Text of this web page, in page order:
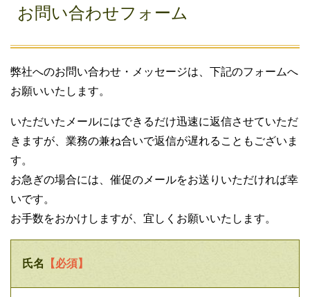
お問い合わせフォーム
弊社へのお問い合わせ・メッセージは、下記のフォームへ
お願いいたします。
いただいたメールにはできるだけ迅速に返信させていただ
きますが、業務の兼ね合いで返信が遅れることもございま
す。
お急ぎの場合には、催促のメールをお送りいただければ幸
いです。
お手数をおかけしますが、宜しくお願いいたします。
氏名 【必須】